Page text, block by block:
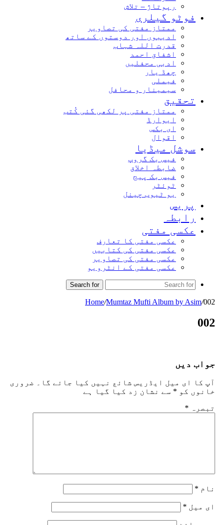
رپوتاژ – تلاش
فوٹو گیلری
ممتاز مفتی کی تصاویر
ادیبوں اور دوستوں کے ساتھ
قدرت اللہ شہاب
اشفاق احمد
ادبی محفلیں
چھڈ یار
فیملی
سیمینار و محافل
تحقیق
ممتاز مفتی پر لکھی گئی کُتب
ایوارڈ
ای بکس
اقوال
سوشل میڈیا
فیس بک گروپ
ضابطہ اخلاق
فیس بک پیج
ٹوئٹر
یو ٹیوب چینل
پریس
رابطہ
عکسی مفتی
عکسی مفتی کا تعارف
عکسی مفتی کی کتابیں
عکسی مفتی کی تصاویر
عکسی مفتی کے انٹرویو
Search for
Home/Mumtaz Mufti Album by Asim/002
002
جواب دیں
آپ کا ای میل ایڈریس شائع نہیں کیا جائے گا۔
ضروری
خانوں کو * سے نشان زد کیا گیا ہے
تبصرہ *
نام *
ای میل *